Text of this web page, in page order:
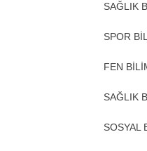
SAĞLIK
SPOR
FEN
SAĞLIK
SOSYAL